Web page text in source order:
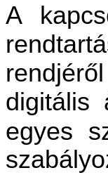
A
digitális
egyes